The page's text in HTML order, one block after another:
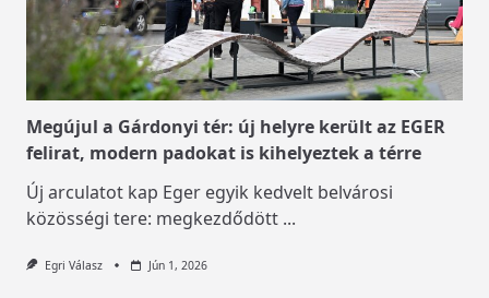
Megújul a Gárdonyi tér: új helyre került az EGER
felirat, modern padokat is kihelyeztek a térre
Új arculatot kap Eger egyik kedvelt belvárosi
közösségi tere: megkezdődött ...
Egri Válasz Jún 1, 2026